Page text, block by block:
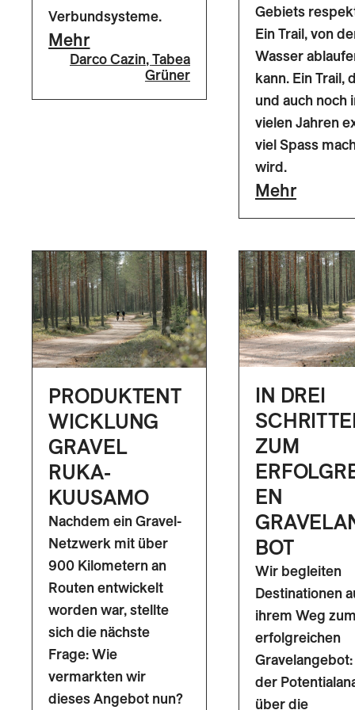
Verbundsysteme.
Mehr
Darco Cazin,Tabea
Grüner
Gebiets
Ein Trail, von
Wasser
kann. Ein Trail,
und auch noch
vielen Jahren
viel Spass
wird.
Mehr
PRODUKTENT
WICKLUNG
GRAVEL
RUKA-
KUUSAMO
Nachdem ein Gravel-
Netzwerk mit über
900 Kilometern an
Routen entwickelt
worden war, stellte
sich die nächste
Frage: Wie
vermarkten wir
dieses Angebot nun?
IN DREI
ZUM
EN
BOT
Wir begleiten
Destinationen
ihrem Weg
erfolgreichen
der
über die